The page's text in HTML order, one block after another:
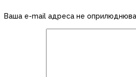
Ваша e-mail адреса не